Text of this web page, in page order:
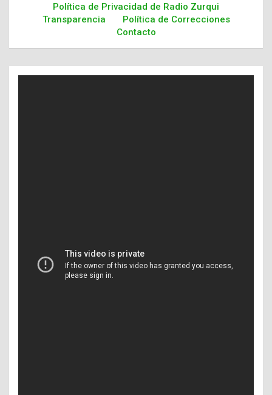
Política de Privacidad de Radio Zurqui
Transparencia
Política de Correcciones
Contacto